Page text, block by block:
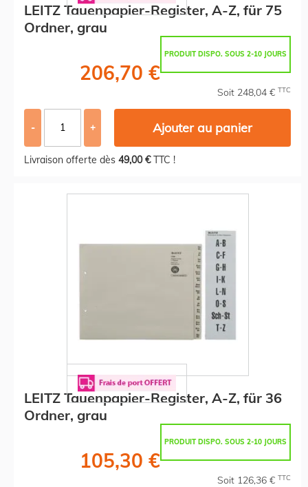
LEITZ Tauenpapier-Register, A-Z, für 75
Ordner, grau
PRODUIT DISPO. SOUS 2-10 JOURS
206,70 €
Soit 248,04 € TTC
- + Ajouter au panier
Livraison offerte dès 49,00 €TTC !
LEITZ Tauenpapier-Register, A-Z, für 36
Ordner, grau
PRODUIT DISPO. SOUS 2-10 JOURS
105,30 €
Soit 126,36 € TTC